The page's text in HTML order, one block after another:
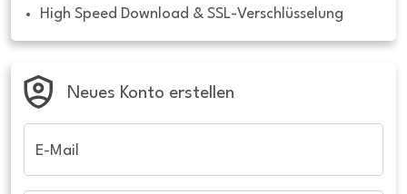
High Speed Download & SSL-Verschlüsselung
Neues Konto erstellen
E-Mail